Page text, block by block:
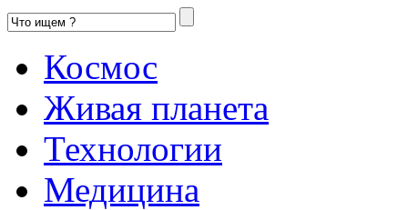
Космос
Живая планета
Технологии
Медицина